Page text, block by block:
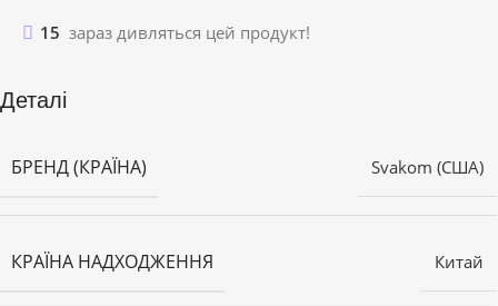
15 зараз дивляться цей продукт!
Деталі
БРЕНД (КРАЇНА) Svakom (США)
КРАЇНА НАДХОДЖЕННЯ Китай